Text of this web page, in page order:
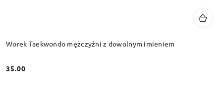
Worek Taekwondo mężczyźni z dowolnym imieniem
Cena:
35.00